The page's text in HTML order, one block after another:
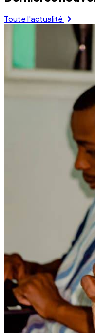
Forum portant sur
opportunités de
des OSC et OCB
Lire l'article